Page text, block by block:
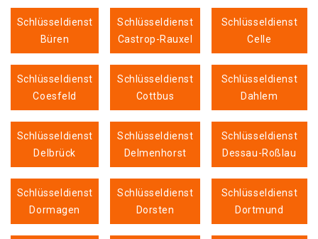
Schlüsseldienst
Büren
Schlüsseldienst
Castrop-Rauxel
Schlüsseldienst
Celle
Schlüsseldienst
Coesfeld
Schlüsseldienst
Cottbus
Schlüsseldienst
Dahlem
Schlüsseldienst
Delbrück
Schlüsseldienst
Delmenhorst
Schlüsseldienst
Dessau-Roßlau
Schlüsseldienst
Dormagen
Schlüsseldienst
Dorsten
Schlüsseldienst
Dortmund